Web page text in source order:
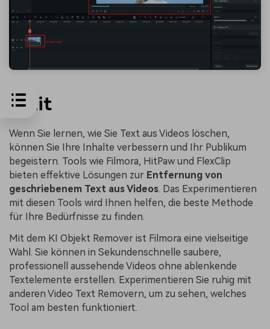
Fazit
Wenn Sie lernen, wie Sie Text aus Videos löschen,
können Sie Ihre Inhalte verbessern und Ihr Publikum
begeistern. Tools wie Filmora, HitPaw und FlexClip
bieten effektive Lösungen zur Entfernung von
geschriebenem Text aus Videos. Das Experimentieren
mit diesen Tools wird Ihnen helfen, die beste Methode
für Ihre Bedürfnisse zu finden.
Mit dem KI Objekt Remover ist Filmora eine vielseitige
Wahl. Sie können in Sekundenschnelle saubere,
professionell aussehende Videos ohne ablenkende
Textelemente erstellen. Experimentieren Sie ruhig mit
anderen Video Text Removern, um zu sehen, welches
Tool am besten funktioniert.